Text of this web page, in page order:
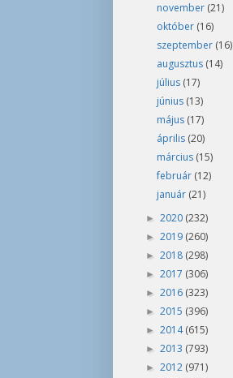
november (21)
október (16)
szeptember (16)
augusztus (14)
július (17)
június (13)
május (17)
április (20)
március (15)
február (12)
január (21)
► 2020 (232)
► 2019 (260)
► 2018 (298)
► 2017 (306)
► 2016 (323)
► 2015 (396)
► 2014(615)
► 2013 (793)
► 2012 (971)